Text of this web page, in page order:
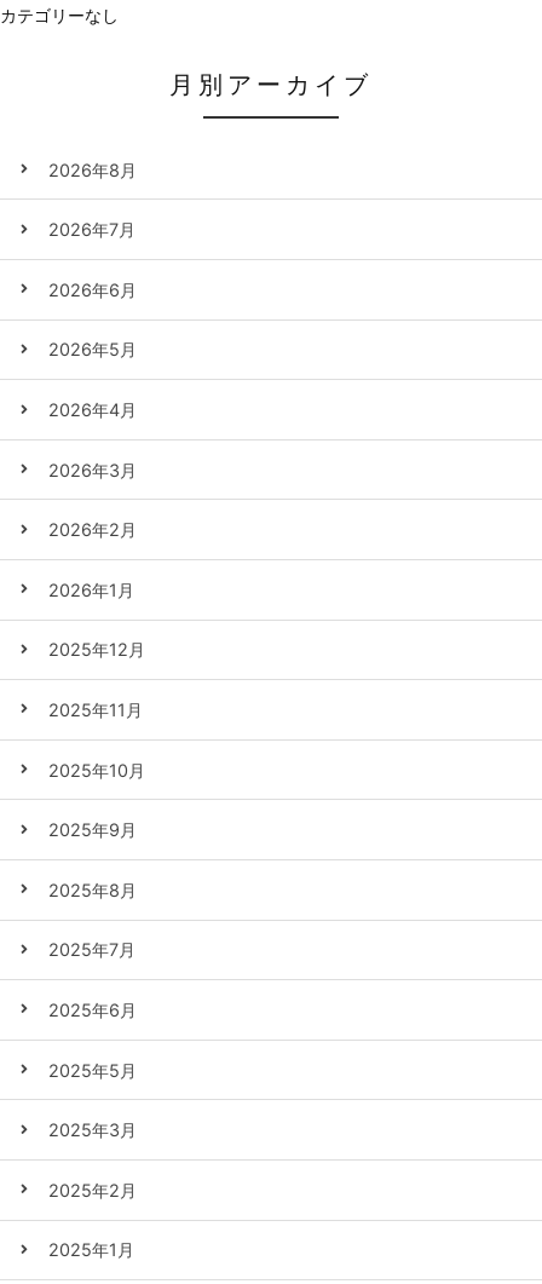
カテゴリーなし
月別アーカイブ
2026年8月
2026年7月
2026年6月
2026年5月
2026年4月
2026年3月
2026年2月
2026年1月
2025年12月
2025年11月
2025年10月
2025年9月
2025年8月
2025年7月
2025年6月
2025年5月
2025年3月
2025年2月
2025年1月